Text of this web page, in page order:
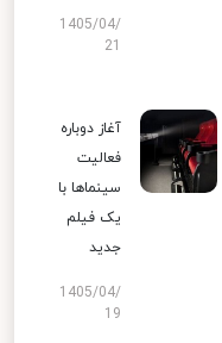
1405/04/
آغاز دوباره
فعالیت
سینماها با
یک فیلم
جدید
1405/04/
19